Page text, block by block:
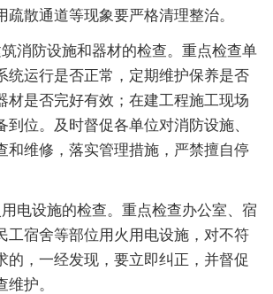
疏散通道等现象要严格清理整治。
消防设施和器材的检查。重点检查单
统运行是否正常，定期维护保养是否
材是否完好有效；在建工程施工现场
到位。及时督促各单位对消防设施、
和维修，落实管理措施，严禁擅自停
电设施的检查。重点检查办公室、宿
工宿舍等部位用火用电设施，对不符
的，一经发现，要立即纠正，并督促
护。